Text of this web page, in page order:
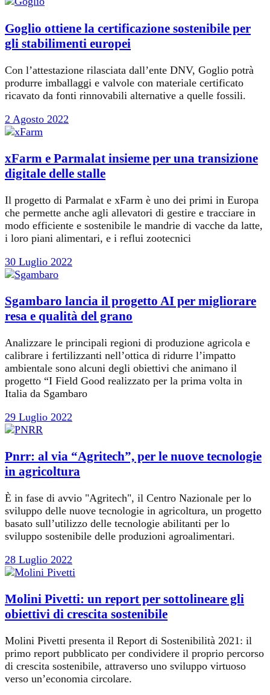
Goglio ottiene la certificazione sostenibile per
gli stabilimenti europei
Con l’attestazione rilasciata dall’ente DNV, Goglio potrà
produrre imballaggi e valvole con materiale certificato
ricavato da fonti rinnovabili alternative a quelle fossili.
2 Agosto 2022
xFarm e Parmalat insieme per una transizione
digitale delle stalle
Il progetto di Parmalat e xFarm è uno dei primi in Europa
che permette anche agli allevatori di gestire e tracciare in
modo efficiente e sostenibile le mandrie di vacche da latte,
i loro piani alimentari, e i reflui zootecnici
30 Luglio 2022
Sgambaro lancia il progetto AI per migliorare
resa e qualità del grano
Analizzare le principali regioni di produzione agricola e
calibrare i fertilizzanti nell’ottica di ridurre l’impatto
ambientale sono alcuni degli obiettivi che animano il
progetto “I Field Good realizzato per la prima volta in
Italia da Sgambaro
29 Luglio 2022
Pnrr: al via “Agritech”, per le nuove tecnologie
in agricoltura
È in fase di avvio "Agritech", il Centro Nazionale per lo
sviluppo delle nuove tecnologie in agricoltura, un progetto
basato sull’utilizzo delle tecnologie abilitanti per lo
sviluppo sostenibile delle produzioni agroalimentari.
28 Luglio 2022
Molini Pivetti: un report per sottolineare gli
obiettivi di crescita sostenibile
Molini Pivetti presenta il Report di Sostenibilità 2021: il
primo report pubblicato per condividere il proprio percorso
di crescita sostenibile, attraverso uno sviluppo virtuoso
verso un’economia circolare.